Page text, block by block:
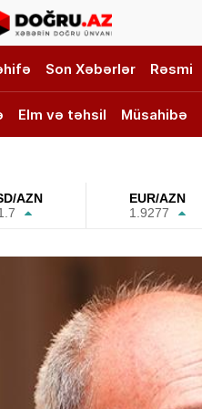
Son Xəbərlər Rəsmi
Elm və təhsil Müsahibə
AZN
EUR/AZN
1.9277